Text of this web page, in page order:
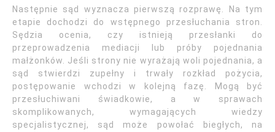
Następnie sąd wyznacza pierwszą rozprawę. Na tym
etapie dochodzi do wstępnego przesłuchania stron.
Sędzia ocenia, czy istnieją przesłanki do
przeprowadzenia mediacji lub próby pojednania
małżonków. Jeśli strony nie wyrażają woli pojednania, a
sąd stwierdzi zupełny i trwały rozkład pożycia,
postępowanie wchodzi w kolejną fazę. Mogą być
przesłuchiwani świadkowie, a w sprawach
skomplikowanych, wymagających wiedzy
specjalistycznej, sąd może powołać biegłych, na